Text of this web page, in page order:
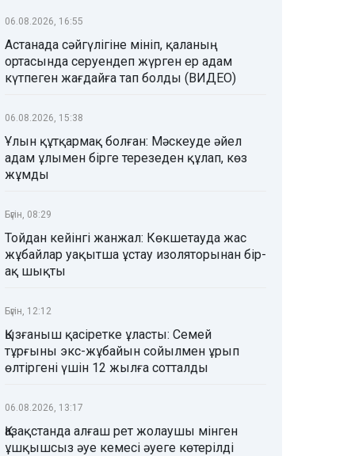
06.08.2026, 16:55
Астанада сәйгүлігіне мініп, қаланың
ортасында серуендеп жүрген ер адам
күтпеген жағдайға тап болды (ВИДЕО)
06.08.2026, 15:38
Ұлын құтқармақ болған: Мәскеуде әйел
адам ұлымен бірге терезеден құлап, көз
жұмды
Бүгін, 08:29
Тойдан кейінгі жанжал: Көкшетауда жас
жұбайлар уақытша ұстау изоляторынан бір-
ақ шықты
Бүгін, 12:12
Қызғаныш қасіретке ұласты: Семей
тұрғыны экс-жұбайын сойылмен ұрып
өлтіргені үшін 12 жылға сотталды
06.08.2026, 13:17
Қазақстанда алғаш рет жолаушы мінген
ұшқышсыз әуе кемесі әуеге көтерілді